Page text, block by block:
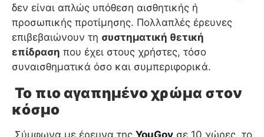
δεν είναι απλώς υπόθεση αισθητικής ή
προσωπικής προτίμησης. Πολλαπλές έρευνες
επιβεβαιώνουν τη συστηματική θετική
επίδραση που έχει στους χρήστες, τόσο
συναισθηματικά όσο και συμπεριφορικά.
Το πιο αγαπημένο χρώμα στον
κόσμο